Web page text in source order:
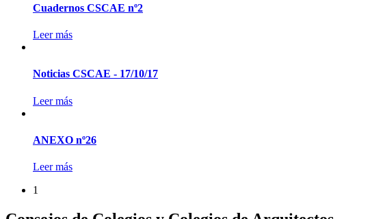
Cuadernos CSCAE nº2
Leer más
Noticias CSCAE - 17/10/17
Leer más
ANEXO nº26
Leer más
1